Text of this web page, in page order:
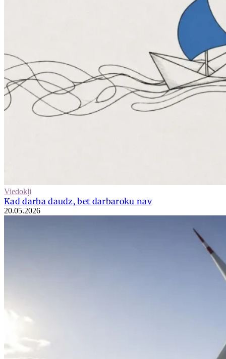
Viedokļi
Kad darba daudz, bet darbaroku nav
20.05.2026